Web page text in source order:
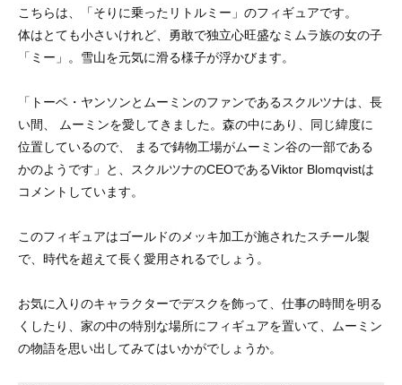
こちらは、「そりに乗ったリトルミー」のフィギュアです。
体はとても小さいけれど、勇敢で独立心旺盛なミムラ族の女の子
「ミー」。雪山を元気に滑る様子が浮かびます。
「トーベ・ヤンソンとムーミンのファンであるスクルツナは、長
い間、 ムーミンを愛してきました。森の中にあり、同じ緯度に
位置しているので、 まるで鋳物工場がムーミン谷の一部である
かのようです」と、スクルツナのCEOであるViktor Blomqvistは
コメントしています。
このフィギュアはゴールドのメッキ加工が施されたスチール製
で、時代を超えて長く愛用されるでしょう。
お気に入りのキャラクターでデスクを飾って、仕事の時間を明る
くしたり、家の中の特別な場所にフィギュアを置いて、ムーミン
の物語を思い出してみてはいかがでしょうか。